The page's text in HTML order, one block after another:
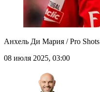
Анхель Ди Мария / Pro Shots
08 июля 2025, 03:00